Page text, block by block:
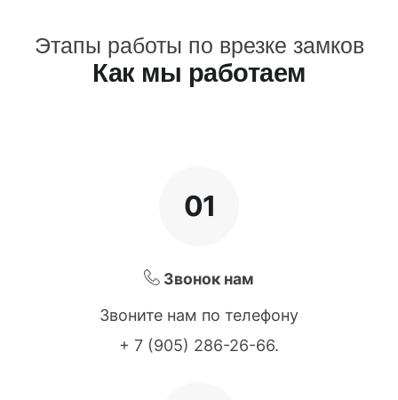
Этапы работы по врезке замков
Как мы работаем
01
Звонок нам
Звоните нам по телефону
+ 7 (905) 286-26-66.